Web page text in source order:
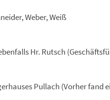
Weber, Weiß
Hr. Rutsch
Pullach (Vorher